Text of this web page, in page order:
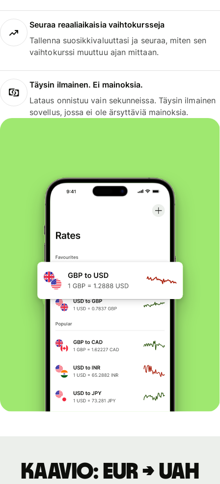
Seuraa reaaliaikaisia vaihtokursseja
Tallenna suosikkivaluuttasi ja seuraa, miten sen
vaihtokurssi muuttuu ajan mittaan.
Täysin ilmainen. Ei mainoksia.
Lataus onnistuu vain sekunneissa. Täysin ilmainen
sovellus, jossa ei ole ärsyttäviä mainoksia.
Kaavio: EUR → UAH